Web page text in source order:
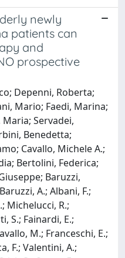
newly
patients can
and
prospective
Depenni, Roberta;
Mario; Faedi, Marina;
Servadei,
Benedetta;
Cavallo, Michele A.;
Bertolini, Federica;
Baruzzi,
A.; Albani, F.;
Michelucci, R.;
S.; Fainardi, E.;
M.; Franceschi, E.;
F.; Valentini, A.;